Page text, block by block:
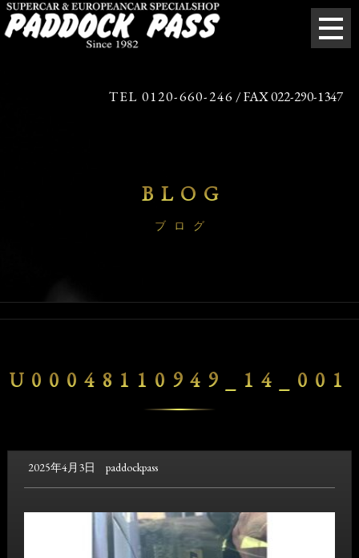
TEL 0120-660-246 / FAX 022-290-1347
BLOG
ブログ
U00048110949_14_001
2025年4月3日 paddockpass